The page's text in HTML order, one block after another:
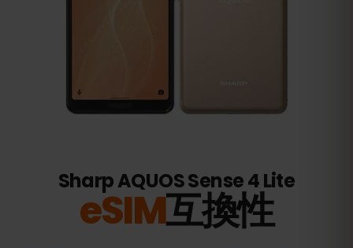
Sharp AQUOS Sense 4 Lite
eSIM互換性